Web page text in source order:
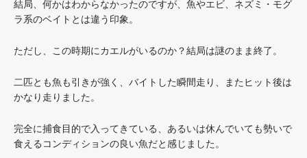
結局、何かはわからなかったのですが、魚やエビ、ネズミ・モグ
ラ系のベイトとは違う印象。
ただし、この時期にカエルがいるのか？結局は謎のまま終了。
二匹とも魚も引きが強く、バイトした瞬間走り、またヒット後は
かなり走りました。
完全に捕食目的で入ってきている、あるいは休んでいても勢いで
食えるコンディションの良い魚だと感じました。